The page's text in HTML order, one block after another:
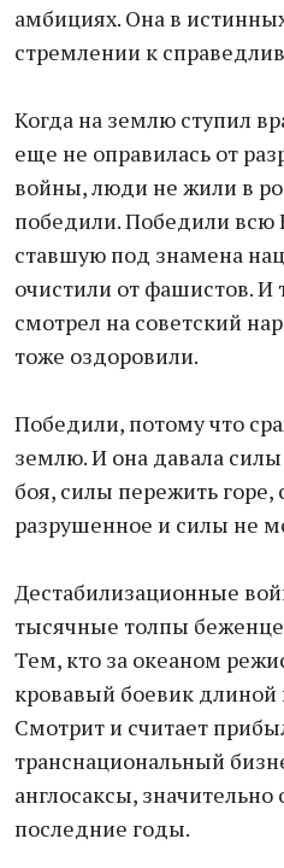
амбициях. Она в
стремлении к
Когда на землю ступил
еще не оправилась от
войны, люди не жили в
победили. Победили всю
ставшую под знамена
очистили от фашистов. И
смотрел на советский
тоже оздоровили.
Победили, потому что
землю. И она давала
боя, силы пережить горе,
разрушенное и силы не
Дестабилизационные
тысячные толпы
Тем, кто за океаном
кровавый боевик длиной
Смотрит и считает
транснациональный
англосаксы, значительно
последние годы.